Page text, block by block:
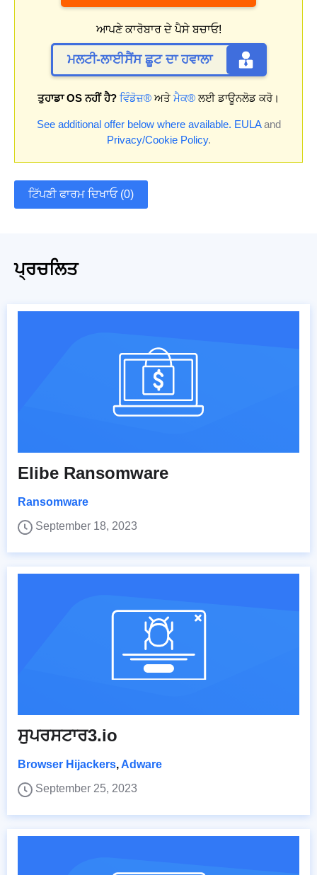
ਆਪਣੇ ਕਾਰੋਬਾਰ ਦੇ ਪੈਸੇ ਬਚਾਓ!
ਮਲਟੀ-ਲਾਈਸੈਂਸ ਛੂਟ ਦਾ ਹਵਾਲਾ
ਤੁਹਾਡਾ OS ਨਹੀਂ ਹੈ? ਵਿੰਡੋਜ਼® ਅਤੇ ਮੈਕ® ਲਈ ਡਾਊਨਲੋਡ ਕਰੋ।
See additional offer below where available. EULAand
Privacy/Cookie Policy.
ਟਿੱਪਣੀ ਫਾਰਮ ਦਿਖਾਓ (0)
ਪ੍ਰਚਲਿਤ
Elibe Ransomware
Ransomware
September 18, 2023
ਸੁਪਰਸਟਾਰ3.io
Browser Hijackers, Adware
September 25, 2023